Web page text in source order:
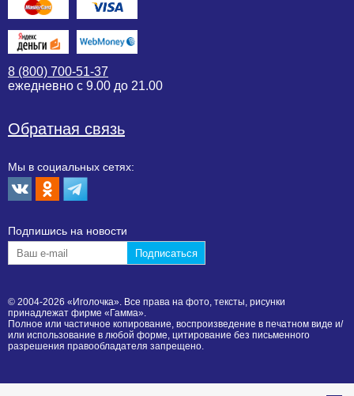
8 (800) 700-51-37
ежедневно с 9.00 до 21.00
Обратная связь
Мы в социальных сетях:
Подпишиcь на новости
© 2004-2026 «Иголочка». Все права на фото, тексты, рисунки
принадлежат фирме «Гамма».
Полное или частичное копирование, воспроизведение в печатном виде и/
или использование в любой форме, цитирование без письменного
разрешения правообладателя запрещено.